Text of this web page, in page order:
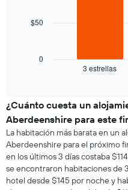
eje
indica
la
semana.
El
gráfico
muestra
eje
Y
muestra
de
una
habitación
para
esta
noche,
calculado
a
3 estrellas
0
$50
¿Cuánto cuesta un
Aberdeenshire para este
La habitación más barata en un
Aberdeenshire para el próximo
en los últimos 3 días costaba
se encontraron habitaciones de
hotel desde $145 por noche y